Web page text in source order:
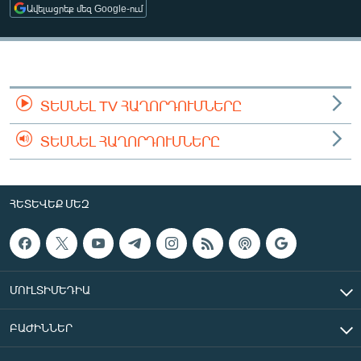
ՄԻՋԱԶԳԱՅԻՆ
ՄՇԱԿՈՒՅԹ
ՄԵԿՆԱԲԱՆՈՒԹՅՈՒՆ
ՏՏ ԵՒ ԻՆՏԵՐՆԵՏ
ԿՈՐՈՆԱՎԻՐՈՒՍ
ԱՐԽԻՎ
ԲԱՆԱՎԵՃ
ՁԳՏԵԼՈՎ ԼԱՎԱԳՈՒՅՆԻՆ
Հայերեն
Ավելացրեք մեզ Google-ում
ՏԵՍՆԵԼ TV ՀԱՂՈՐԴՈՒՄՆԵՐԸ
ՏԵՍՆԵԼ ՀԱՂՈՐԴՈՒՄՆԵՐԸ
ՀԵՏԵՎԵՔ ՄԵԶ
ՄՈՒԼՏԻՄԵԴԻԱ
ԲԱԺԻՆՆԵՐ